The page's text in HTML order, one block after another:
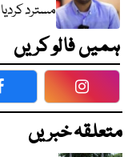
مسترد کردیا
ہمیں فالو کریں
متعلقہ خبریں